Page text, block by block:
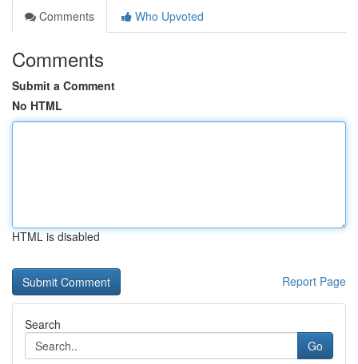
Comments
Who Upvoted
Comments
Submit a Comment
No HTML
HTML is disabled
Report Page
Search
Go